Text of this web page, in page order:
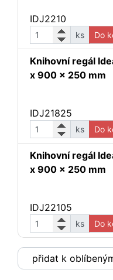
IDJ2210
ks Do
Knihovní regál
x 900 x 250 mm
IDJ21825
ks Do
Knihovní regál
x 900 x 250 mm
IDJ22105
ks Do
přidat k